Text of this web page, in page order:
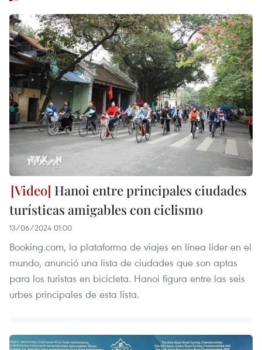
Hanoi entre principales ciudades
turísticas amigables con ciclismo
13/06/2024 01:00
Booking.com, la plataforma de viajes en línea líder en el
mundo, anunció una lista de ciudades que son aptas
para los turistas en bicicleta. Hanoi figura entre las seis
urbes principales de esta lista.